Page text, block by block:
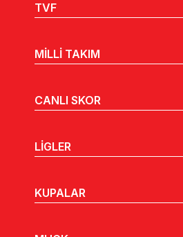
TVF
MİLLİ TAKIM
CANLI SKOR
LİGLER
KUPALAR